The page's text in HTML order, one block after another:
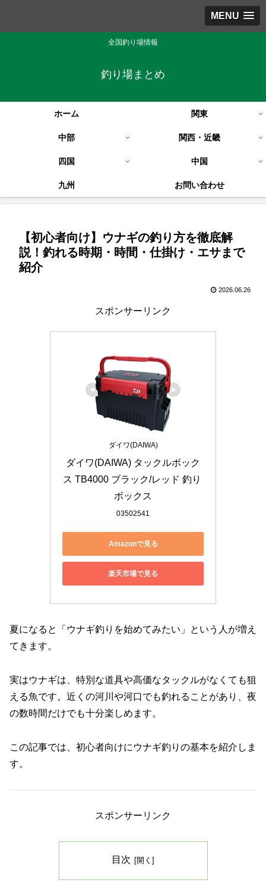
MENU
全国釣り場情報
釣り場まとめ
ホーム 関東
中部 関西・近畿
四国 中国
九州 お問い合わせ
【初心者向け】ウナギの釣り方を徹底解
説！釣れる時期・時間・仕掛け・エサまで
紹介
2026.06.26
スポンサーリンク
ダイワ(DAIWA)
ダイワ(DAIWA) タックルボック
ス TB4000 ブラック/レッド 釣り
ボックス
03502541
Amazonで見る
楽天市場で見る
夏になると「ウナギ釣りを始めてみたい」という人が増え
てきます。
実はウナギは、特別な道具や高価なタックルがなくても狙
える魚です。近くの河川や河口でも釣れることがあり、夜
の数時間だけでも十分楽しめます。
この記事では、初心者向けにウナギ釣りの基本を紹介しま
す。
スポンサーリンク
目次